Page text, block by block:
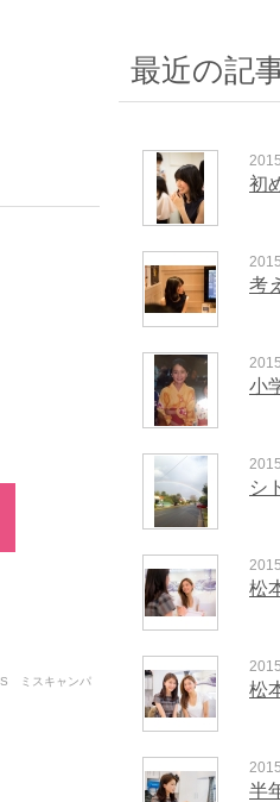
ミスキャンパ
最近の記
初
考
小
シ
松
松
半